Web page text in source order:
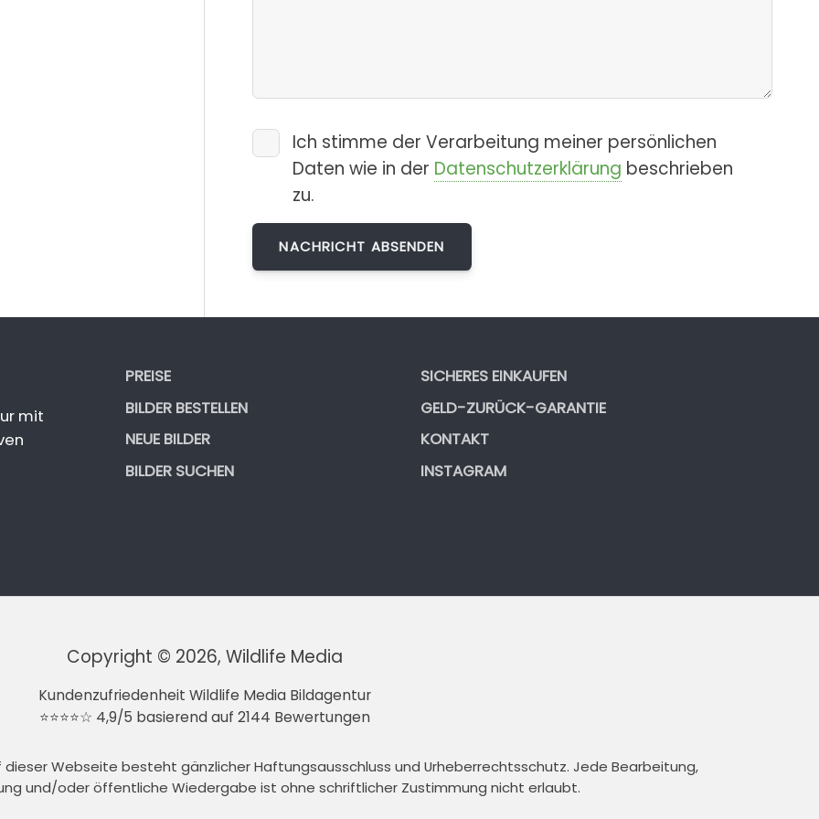
Ich stimme der Verarbeitung meiner persönlichen
Daten wie in der Datenschutzerklärung beschrieben
zu.
mit
PREISE
BILDER BESTELLEN
NEUE BILDER
BILDER SUCHEN
SICHERES EINKAUFEN
GELD-ZURÜCK-GARANTIE
KONTAKT
INSTAGRAM
Copyright © 2026, Wildlife Media
Kundenzufriedenheit Wildlife Media Bildagentur
⭐⭐⭐⭐☆ 4,9/5 basierend auf 2144 Bewertungen
Webseite besteht gänzlicher Haftungsausschluss und Urheberrechtsschutz. Jede Bearbeitung,
und/oder öffentliche Wiedergabe ist ohne schriftlicher Zustimmung nicht erlaubt.